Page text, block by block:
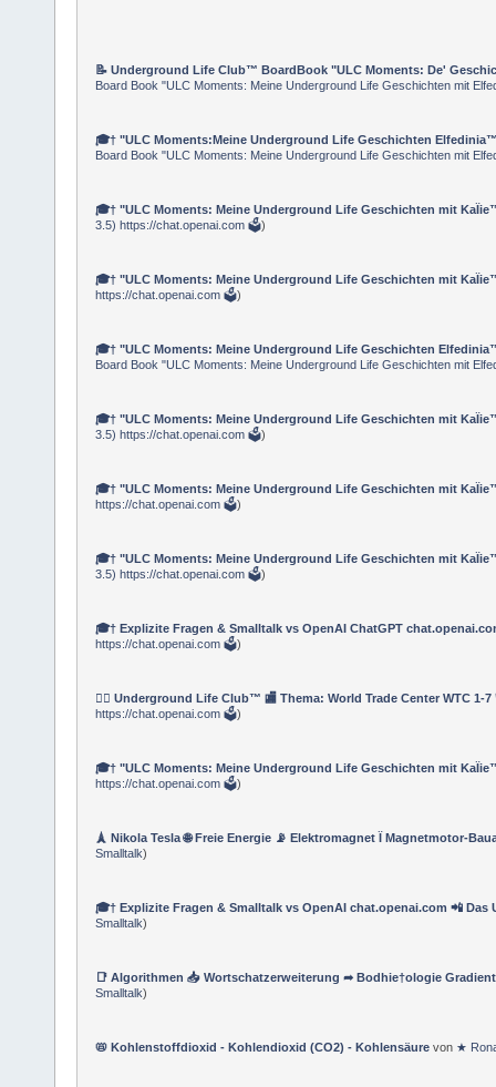
📝 Underground Life Club™ BoardBook "ULC Moments: De'
Board Book "ULC Moments: Meine Underground Life Geschichten mit
🎓† "ULC Moments:Meine Underground Life Geschichten
Board Book "ULC Moments: Meine Underground Life Geschichten mit
🎓† "ULC Moments: Meine Underground Life Geschichten mit
3.5) https://chat.openai.com 🗳)
🎓† "ULC Moments: Meine Underground Life Geschichten mit
https://chat.openai.com 🗳)
🎓† "ULC Moments: Meine Underground Life Geschichten
Board Book "ULC Moments: Meine Underground Life Geschichten mit
🎓† "ULC Moments: Meine Underground Life Geschichten mit
3.5) https://chat.openai.com 🗳)
🎓† "ULC Moments: Meine Underground Life Geschichten mit
https://chat.openai.com 🗳)
🎓† "ULC Moments: Meine Underground Life Geschichten mit
3.5) https://chat.openai.com 🗳)
🎓† Explizite Fragen & Smalltalk vs OpenAI ChatGPT
https://chat.openai.com 🗳)
🏳️‍🌈 Underground Life Club™ 🏬 Thema: World Trade Center WTC 1-
https://chat.openai.com 🗳)
🎓† "ULC Moments: Meine Underground Life Geschichten mit
https://chat.openai.com 🗳)
🗼 Nikola Tesla 🌐 Freie Energie 📡 Elektromagnet Ï Magnetmotor-
Smalltalk)
🎓† Explizite Fragen & Smalltalk vs OpenAI chat.openai.com 📲 Das
Smalltalk)
📑 Algorithmen 📥 Wortschatzerweiterung ➦ Bodhie†ologie
Smalltalk)
📛 Kohlenstoffdioxid - Kohlendioxid (CO2) - Kohlensäure von ★